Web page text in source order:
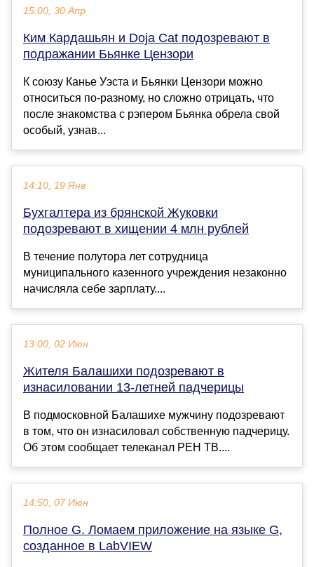
15:00, 30 Апр
Ким Кардашьян и Doja Cat подозревают в
подражании Бьянке Цензори
К союзу Канье Уэста и Бьянки Цензори можно
относиться по-разному, но сложно отрицать, что
после знакомства с рэпером Бьянка обрела свой
особый, узнав...
14:10, 19 Янв
Бухгалтера из брянской Жуковки
подозревают в хищении 4 млн рублей
В течение полутора лет сотрудница
муниципального казенного учреждения незаконно
начисляла себе зарплату....
13:00, 02 Июн
Жителя Балашихи подозревают в
изнасиловании 13-летней падчерицы
В подмосковной Балашихе мужчину подозревают
в том, что он изнасиловал собственную падчерицу.
Об этом сообщает телеканал РЕН ТВ....
14:50, 07 Июн
Полное G. Ломаем приложение на языке G,
созданное в LabVIEW